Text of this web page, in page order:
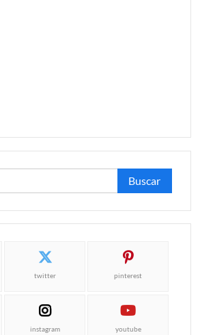
Buscar:
twitter pinterest
instagram youtube